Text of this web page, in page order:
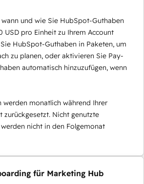
wann und wie Sie HubSpot-Guthaben
USD pro Einheit zu Ihrem Account
HubSpot-Guthaben in Paketen, um
zu planen, oder aktivieren Sie Pay-
automatisch hinzuzufügen, wenn
werden monatlich während Ihrer
zurückgesetzt. Nicht genutzte
nicht in den Folgemonat
für Marketing Hub